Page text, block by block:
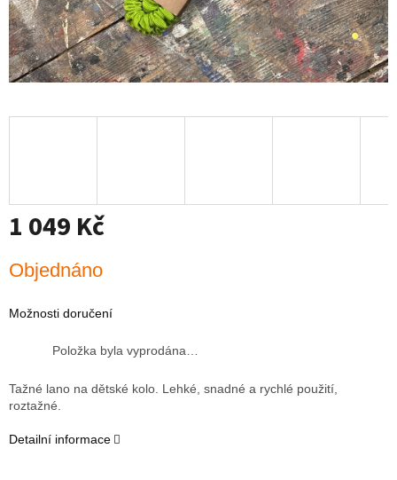
1 049 Kč
cena:
Objednáno
Možnosti doručení
Položka byla vyprodána…
Tažné lano na dětské kolo. Lehké, snadné a rychlé použití,
roztažné.
Detailní informace